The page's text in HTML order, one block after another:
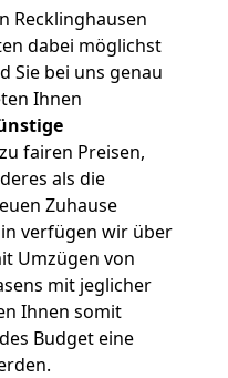
Recklinghausen
dabei möglichst
Sie bei uns genau
Ihnen
zu fairen Preisen,
als die
Zuhause
verfügen wir über
Umzügen von
mit jeglicher
Ihnen somit
Budget eine